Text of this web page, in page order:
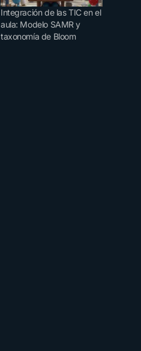
Integración de las TIC en el
aula: Modelo SAMR y
taxonomía de Bloom